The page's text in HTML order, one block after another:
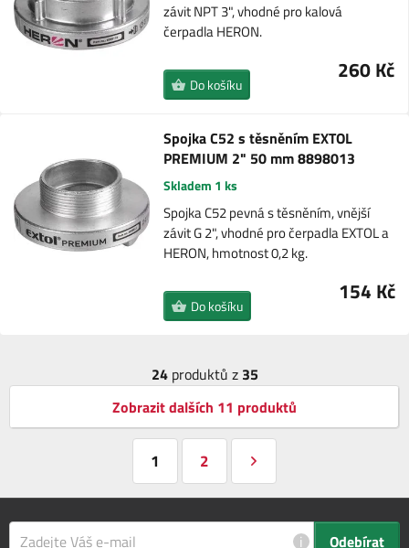
závit NPT 3", vhodné pro kalová
čerpadla HERON.
260 Kč
Do košíku
Spojka C52 s těsněním EXTOL
PREMIUM 2" 50 mm 8898013
Skladem 1 ks
Spojka C52 pevná s těsněním, vnější
závit G 2", vhodné pro čerpadla EXTOL a
HERON, hmotnost 0,2 kg.
154 Kč
Do košíku
24produktů z 35
Zobrazit dalších 11 produktů
1 2
i Odebírat